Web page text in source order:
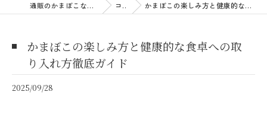
通販のかまぼこなら株式会社丸八蒲鉾 コラム かまぼこの楽しみ方と健康的な食卓への取り入れ方徹底ガイド
かまぼこの楽しみ方と健康的な食卓への取
り入れ方徹底ガイド
2025/09/28